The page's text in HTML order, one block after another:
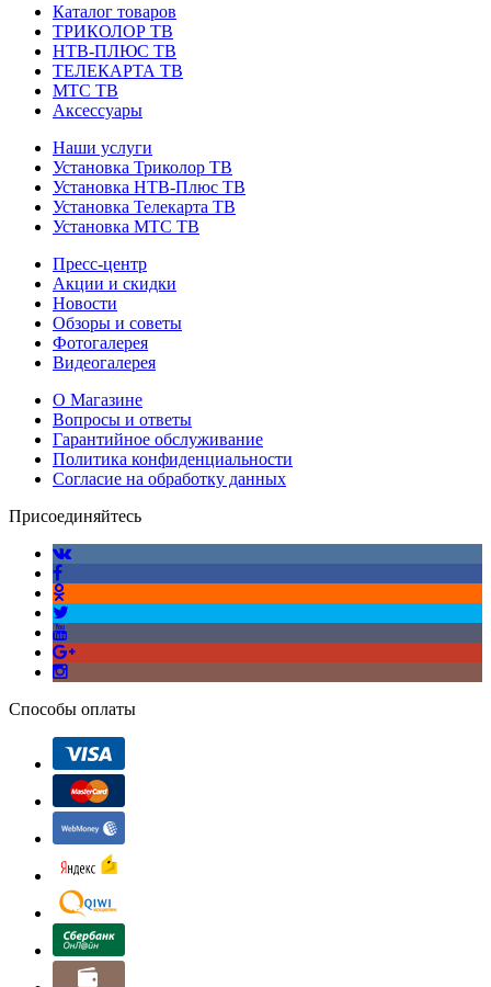
Каталог товаров
ТРИКОЛОР ТВ
НТВ-ПЛЮС ТВ
ТЕЛЕКАРТА ТВ
МТС ТВ
Аксессуары
Наши услуги
Установка Триколор ТВ
Установка НТВ-Плюс ТВ
Установка Телекарта ТВ
Установка МТС ТВ
Пресс-центр
Акции и скидки
Новости
Обзоры и советы
Фотогалерея
Видеогалерея
О Магазине
Вопросы и ответы
Гарантийное обслуживание
Политика конфиденциальности
Согласие на обработку данных
Присоединяйтесь
Способы оплаты